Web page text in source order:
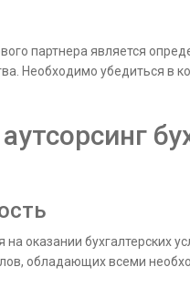
партнера является
Необходимо убедиться в
оказании бухгалтерских
обладающих всеми